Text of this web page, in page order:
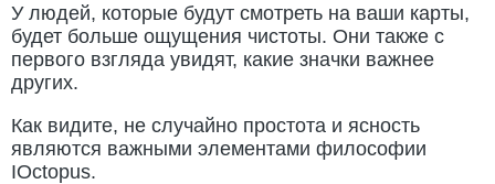
У людей, которые будут смотреть на ваши карты,
будет больше ощущения чистоты. Они также с
первого взгляда увидят, какие значки важнее
других.
Как видите, не случайно простота и ясность
являются важными элементами философии
IOctopus.